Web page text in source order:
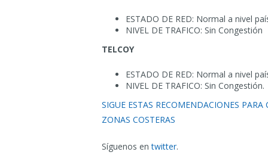
ESTADO DE RED: Normal a nivel
NIVEL DE TRAFICO: Sin Congestión
TELCOY
ESTADO DE RED: Normal a nivel
NIVEL DE TRAFICO: Sin Congestión.
SIGUE ESTAS RECOMENDACIONES
ZONAS COSTERAS
Síguenos entwitter.